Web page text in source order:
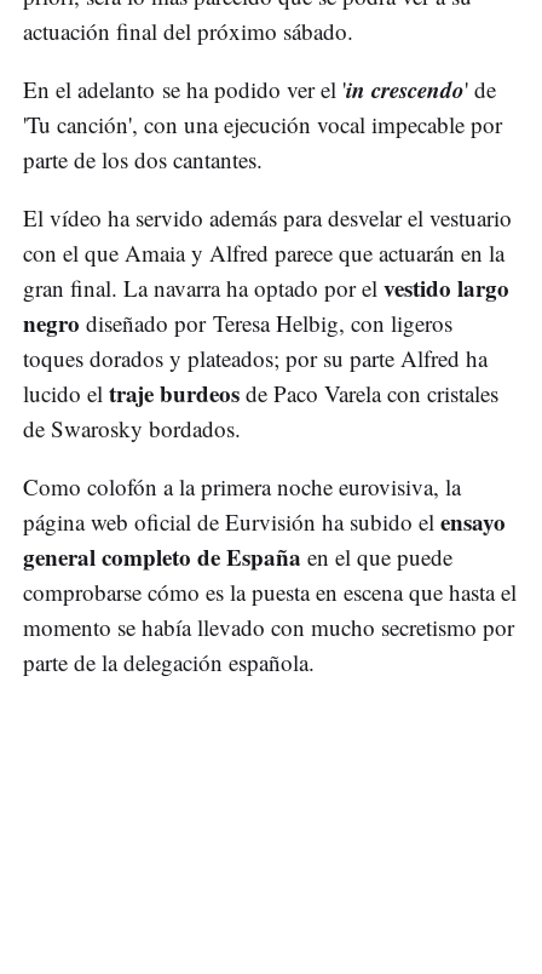
actuación final del próximo sábado.
En el adelanto se ha podido ver el 'in crescendo' de
'Tu canción', con una ejecución vocal impecable por
parte de los dos cantantes.
El vídeo ha servido además para desvelar el vestuario
con el que Amaia y Alfred parece que actuarán en la
gran final. La navarra ha optado por el vestido largo
negro diseñado por Teresa Helbig, con ligeros
toques dorados y plateados; por su parte Alfred ha
lucido el traje burdeos de Paco Varela con cristales
de Swarosky bordados.
Como colofón a la primera noche eurovisiva, la
página web oficial de Eurvisión ha subido el ensayo
general completo de España en el que puede
comprobarse cómo es la puesta en escena que hasta el
momento se había llevado con mucho secretismo por
parte de la delegación española.